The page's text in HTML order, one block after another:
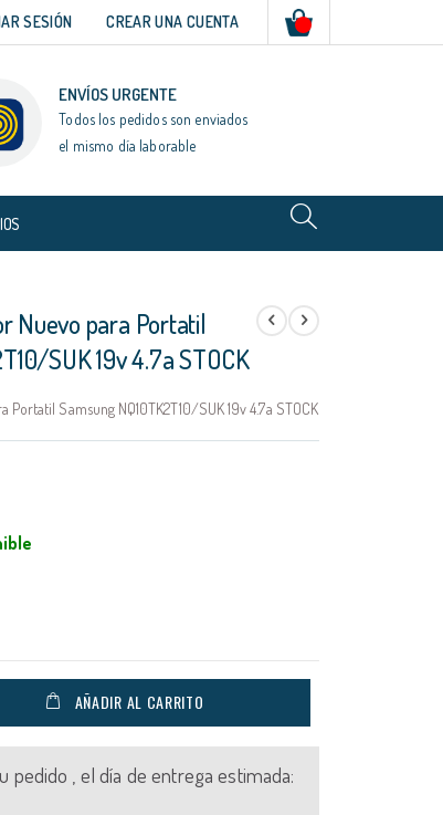
SESIÓN CREAR UNA CUENTA
ENVÍOS URGENTE
Todos los pedidos son enviados
el mismo día laborable
Nuevo para Portatil
SUK 19v 4.7a STOCK
Samsung NQ10TK2T10/SUK 19v 4.7a STOCK
AÑADIR AL CARRITO
pedido , el día de entrega estimada: